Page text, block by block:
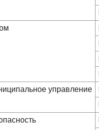
управление